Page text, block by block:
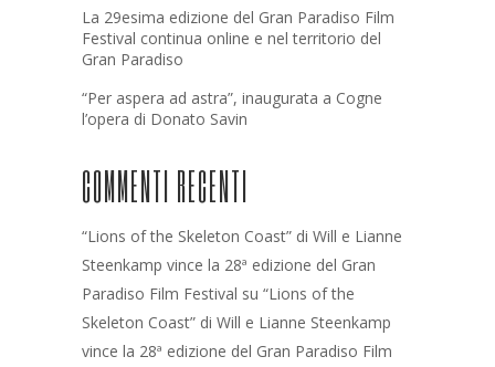
La 29esima edizione del Gran Paradiso Film
Festival continua online e nel territorio del
Gran Paradiso
“Per aspera ad astra”, inaugurata a Cogne
l’opera di Donato Savin
COMMENTI RECENTI
“Lions of the Skeleton Coast” di Will e Lianne
Steenkamp vince la 28ª edizione del Gran
Paradiso Film Festival su “Lions of the
Skeleton Coast” di Will e Lianne Steenkamp
vince la 28ª edizione del Gran Paradiso Film